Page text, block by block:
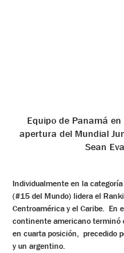
Equipo de Panamá
apertura del Mundial
Sean
Individualmente en la
(#15 del Mundo) lidera el
Centroamérica y el Caribe.  En
continente americano terminó
en cuarta posición,  precedido
y un argentino.